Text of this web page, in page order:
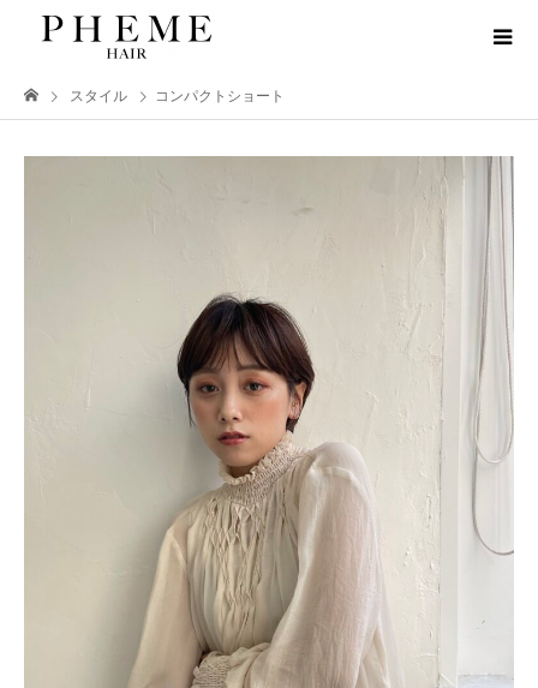
スタイル コンパクトショート